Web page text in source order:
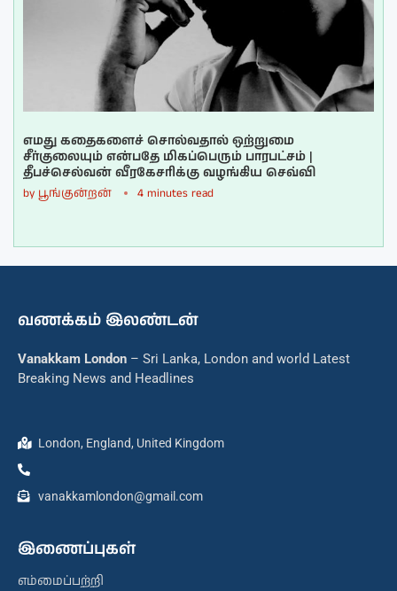
எமது கதைகளைச் சொல்வதால் ஒற்றுமை
சீர்குலையும் என்பதே மிகப்பெரும் பாரபட்சம் |
தீபச்செல்வன் வீரகேசரிக்கு வழங்கிய செவ்வி
by பூங்குன்றன் 4 minutes read
வணக்கம் இலண்டன்
Vanakkam London – Sri Lanka, London and world Latest
Breaking News and Headlines
London, England, United Kingdom
vanakkamlondon@gmail.com
இணைப்புகள்
எம்மைப்பற்றி